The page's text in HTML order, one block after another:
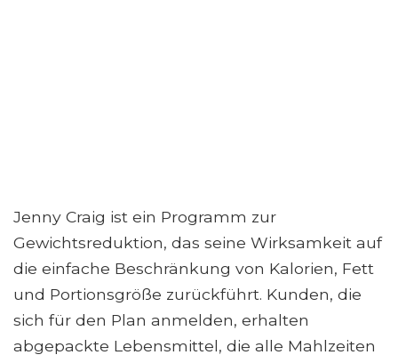
Jenny Craig ist ein Programm zur
Gewichtsreduktion, das seine Wirksamkeit auf
die einfache Beschränkung von Kalorien, Fett
und Portionsgröße zurückführt. Kunden, die
sich für den Plan anmelden, erhalten
abgepackte Lebensmittel, die alle Mahlzeiten